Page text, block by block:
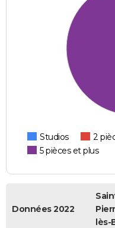
Studios 2
5 pièces et plus
Données 2022
lès-